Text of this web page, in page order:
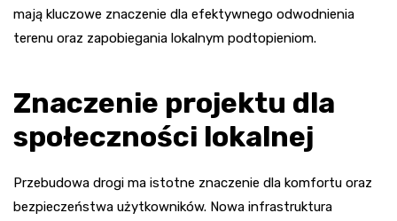
mają kluczowe znaczenie dla efektywnego odwodnienia
terenu oraz zapobiegania lokalnym podtopieniom.
Znaczenie projektu dla
społeczności lokalnej
Przebudowa drogi ma istotne znaczenie dla komfortu oraz
bezpieczeństwa użytkowników. Nowa infrastruktura